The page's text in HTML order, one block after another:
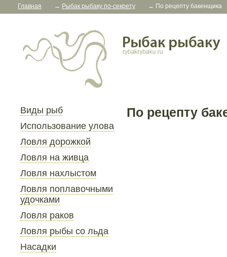
Главная → Рыбак рыбаку по-секрету → По рецепту бакенщика
Виды рыб
Использование улова
Ловля дорожкой
Ловля на живца
Ловля нахлыстом
Ловля поплавочными
удочками
Ловля раков
Ловля рыбы со льда
Насадки
По рецепту